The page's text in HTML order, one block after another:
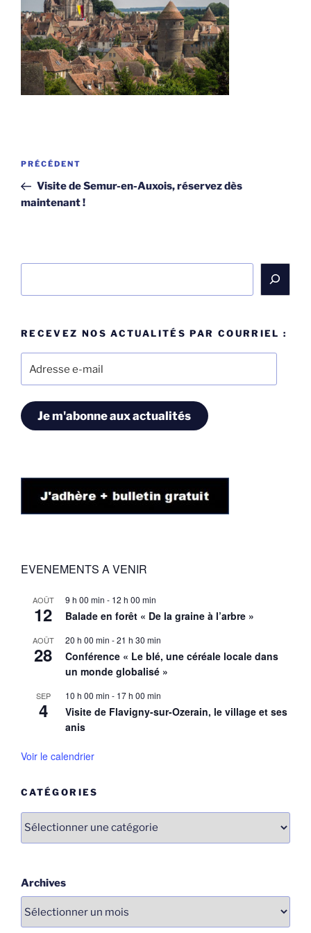
Navigation
l’article
Article
précédent
PRÉCÉDENT
Visite de Semur-en-Auxois, réservez dès
maintenant !
RECEVEZ NOS ACTUALITÉS PAR COURRIEL :
Je m'abonne aux actualités
EVENEMENTS A VENIR
AOÛT
12
9 h 00 min - 12 h 00 min
Balade en forêt « De la graine à l’arbre »
AOÛT
28
20 h 00 min -21 h 30 min
Conférence « Le blé, une céréale locale dans
un monde globalisé »
SEP
4
10 h 00 min - 17 h 00 min
Visite de Flavigny-sur-Ozerain, le village et ses
anis
Voir le calendrier
CATÉGORIES
Catégories
Archives